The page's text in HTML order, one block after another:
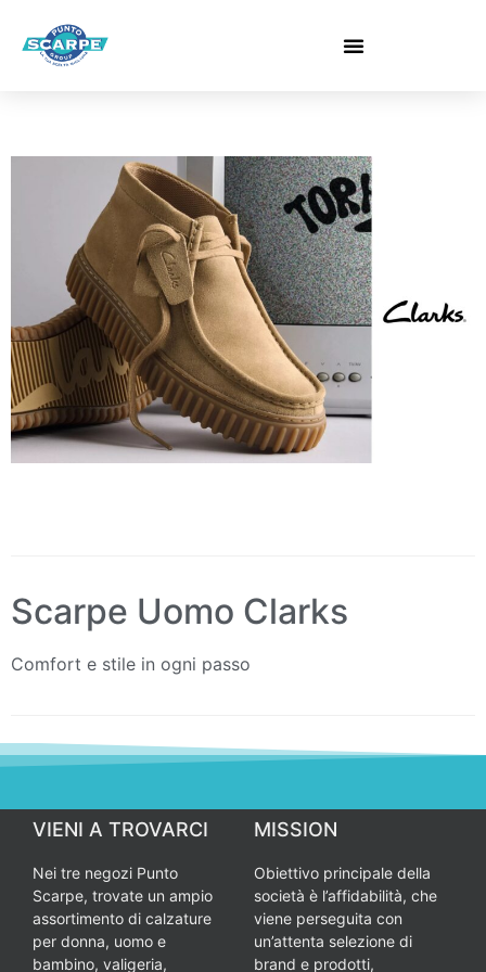
Scarpe Uomo Clarks
Comfort e stile in ogni passo
VIENI A TROVARCI
Nei tre negozi Punto
Scarpe, trovate un ampio
assortimento di calzature
per donna, uomo e
bambino, valigeria,
MISSION
Obiettivo principale della
società è l’affidabilità, che
viene perseguita con
un’attenta selezione di
brand e prodotti,